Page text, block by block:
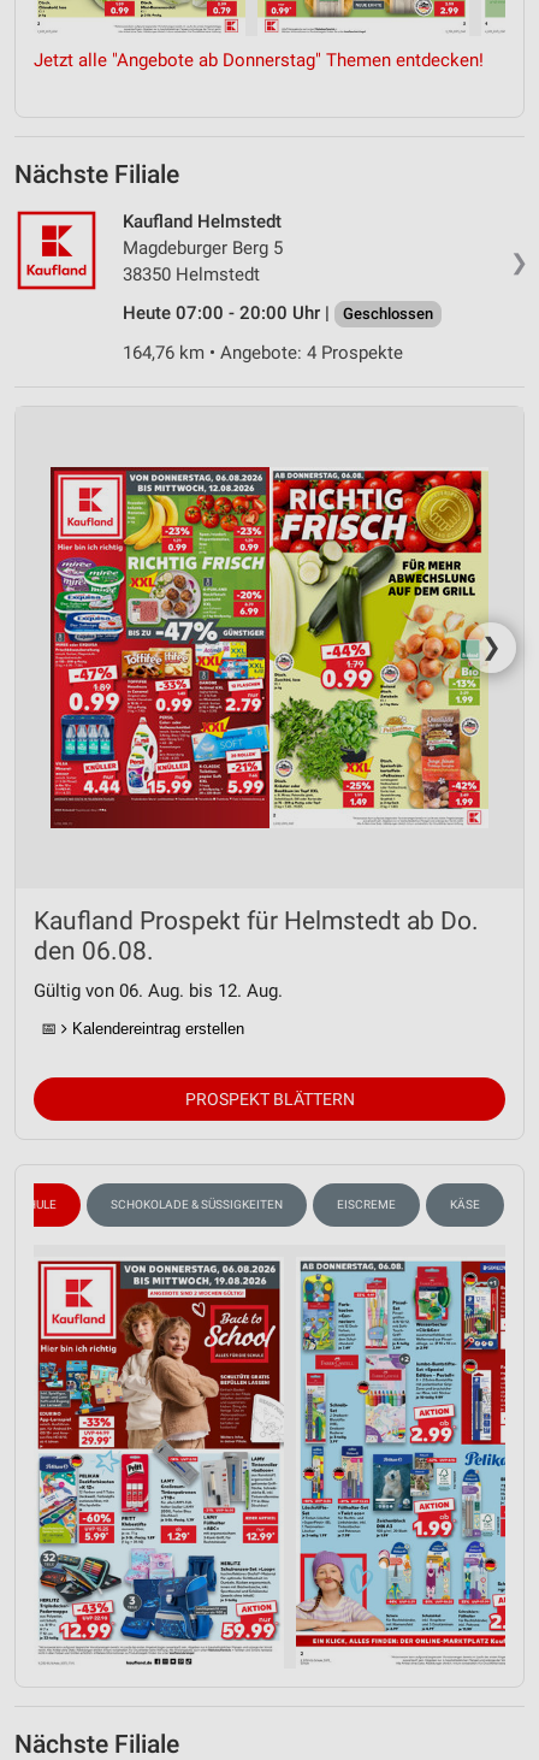
Jetzt alle "Angebote ab Donnerstag" Themen entdecken!
Nächste Filiale
❯
Kaufland Helmstedt
Magdeburger Berg 5
38350 Helmstedt
Heute 07:00 - 20:00 Uhr |
Geschlossen
164,76 km • Angebote: 4 Prospekte
❯
Kaufland Prospekt für Helmstedt ab Do.
den 06.08.
Gültig von 06. Aug. bis 12. Aug.
📅 Kalendereintrag erstellen
PROSPEKT BLÄTTERN
SCHULE SCHOKOLADE & SÜSSIGKEITEN EISCREME KÄSE
Nächste Filiale